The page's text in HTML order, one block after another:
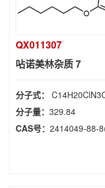
QX011307
呫诺美林杂质 7
分子式：
分子量： 329.84
CAS号： 2414049-88-